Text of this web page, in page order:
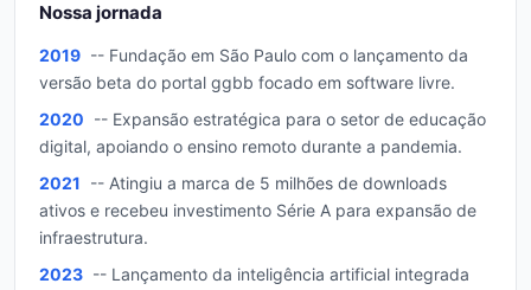
Nossa jornada
2019 -- Fundação em São Paulo com o lançamento da
versão beta do portal ggbb focado em software livre.
2020 -- Expansão estratégica para o setor de educação
digital, apoiando o ensino remoto durante a pandemia.
2021 -- Atingiu a marca de 5 milhões de downloads
ativos e recebeu investimento Série A para expansão de
infraestrutura.
2023 -- Lançamento da inteligência artificial integrada